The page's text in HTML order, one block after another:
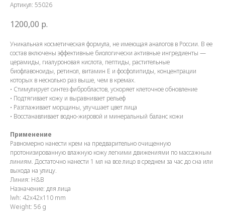
Артикул: 55026
1200,00 р.
Уникальная косметическая формула, не имеющая аналогов в России. В ее
состав включены эффективные биологически активные ингредиенты —
церамиды, гиалуроновая кислота, пептиды, растительные
биофлавоноиды, ретинол, витамин Е и фосфолипиды, концентрации
которых в несколько раз выше, чем в кремах.
• Стимулирует синтез фибробластов, ускоряет клеточное обновление
• Подтягивает кожу и выравнивает рельеф
• Разглаживает морщины, улучшает цвет лица
• Восстанавливает водно-жировой и минеральный баланс кожи
Применение
Равномерно нанести крем на предварительно очищенную
протонизированную влажную кожу легкими движениями по массажным
линиям. Достаточно нанести 1 мл на все лицо в среднем за час до сна или
выхода на улицу.
Линия: H&B
Назначение: для лица
lwh: 42x42x110 mm
Weight: 56 g